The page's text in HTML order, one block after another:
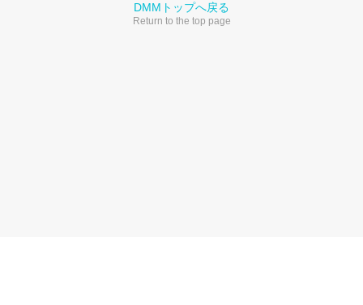
DMMトップへ戻る
Return to the top page